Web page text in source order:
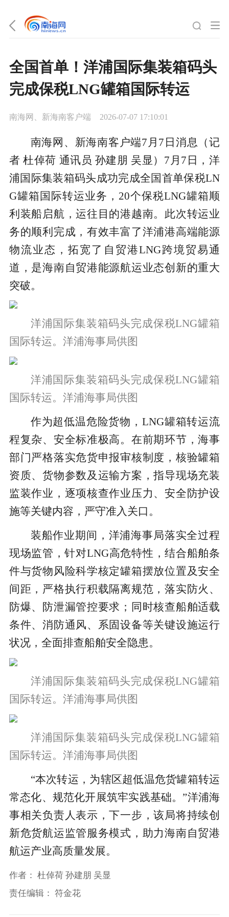
全国首单！洋浦国际集装箱码头
完成保税LNG罐箱国际转运
南海网、新海南客户端 2026-07-07 17:10:01
南海网、新海南客户端7月7日消息（记
者 杜倬荷 通讯员 孙建朋 吴显）7月7日，洋
浦国际集装箱码头成功完成全国首单保税LN
G罐箱国际转运业务，20个保税LNG罐箱顺
利装船启航，运往目的港越南。此次转运业
务的顺利完成，有效丰富了洋浦港高端能源
物流业态，拓宽了自贸港LNG跨境贸易通
道，是海南自贸港能源航运业态创新的重大
突破。
洋浦国际集装箱码头完成保税LNG罐箱
国际转运。洋浦海事局供图
洋浦国际集装箱码头完成保税LNG罐箱
国际转运。洋浦海事局供图
作为超低温危险货物，LNG罐箱转运流
程复杂、安全标准极高。在前期环节，海事
部门严格落实危货申报审核制度，核验罐箱
资质、货物参数及运输方案，指导现场充装
监装作业，逐项核查作业压力、安全防护设
施等关键内容，严守准入关口。
装船作业期间，洋浦海事局落实全过程
现场监管，针对LNG高危特性，结合船舶条
件与货物风险科学核定罐箱摆放位置及安全
间距，严格执行积载隔离规范，落实防火、
防爆、防泄漏管控要求；同时核查船舶适载
条件、消防通风、系固设备等关键设施运行
状况，全面排查船舶安全隐患。
洋浦国际集装箱码头完成保税LNG罐箱
国际转运。洋浦海事局供图
洋浦国际集装箱码头完成保税LNG罐箱
国际转运。洋浦海事局供图
“本次转运，为辖区超低温危货罐箱转运
常态化、规范化开展筑牢实践基础。”洋浦海
事相关负责人表示，下一步，该局将持续创
新危货航运监管服务模式，助力海南自贸港
航运产业高质量发展。
作者： 杜倬荷 孙建朋 吴显
责任编辑： 符金花